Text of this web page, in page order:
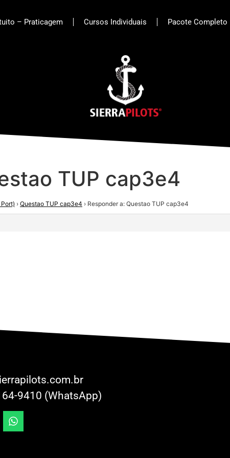
– Praticagem Cursos Individuais Pacote Completo
TUP cap3e4
› Questao TUP cap3e4 › Responder a: Questao TUP cap3e4
9410 (WhatsApp)